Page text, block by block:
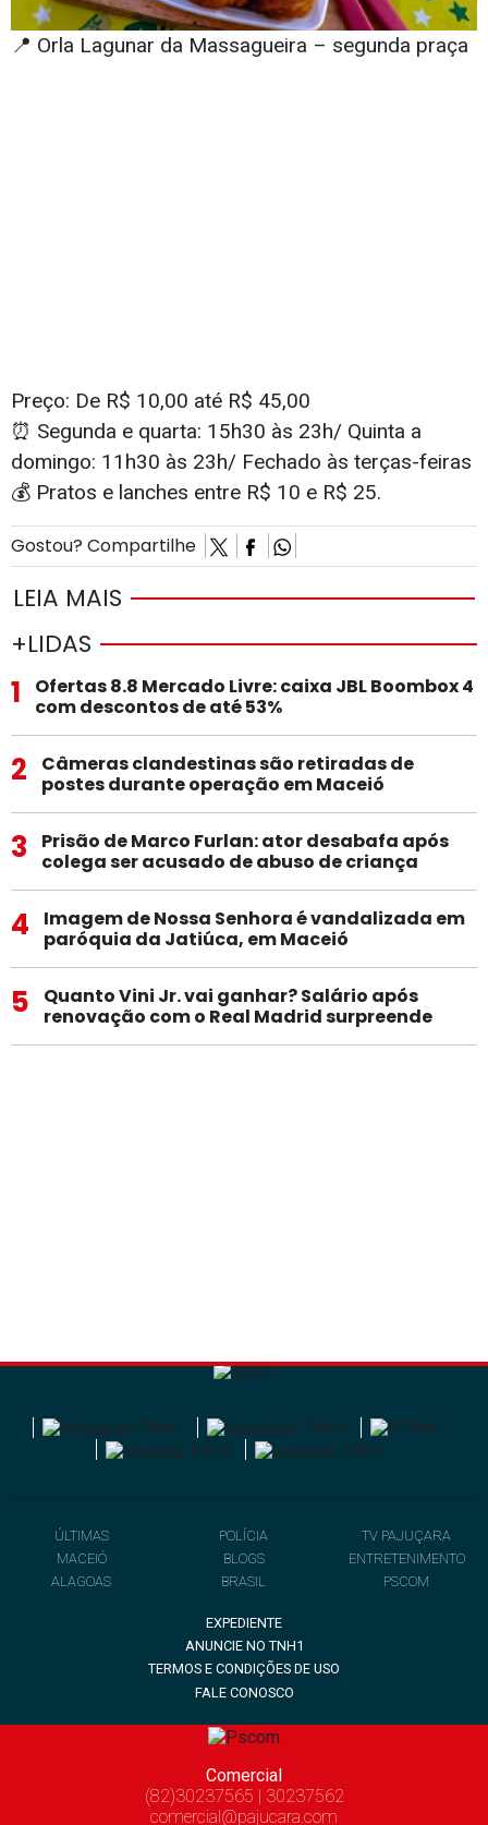
📍 Orla Lagunar da Massagueira – segunda praça
Preço: De R$ 10,00 até R$ 45,00
⏰ Segunda e quarta: 15h30 às 23h/ Quinta a
domingo: 11h30 às 23h/ Fechado às terças-feiras
💰 Pratos e lanches entre R$ 10 e R$ 25.
Gostou? Compartilhe
LEIA MAIS
+LIDAS
1
Ofertas 8.8 Mercado Livre: caixa JBL Boombox 4
com descontos de até 53%
2
Câmeras clandestinas são retiradas de
postes durante operação em Maceió
3
Prisão de Marco Furlan: ator desabafa após
colega ser acusado de abuso de criança
4
Imagem de Nossa Senhora é vandalizada em
paróquia da Jatiúca, em Maceió
5
Quanto Vini Jr. vai ganhar? Salário após
renovação com o Real Madrid surpreende
ÚLTIMAS
MACEIÓ
ALAGOAS
POLÍCIA
BLOGS
BRASIL
TV PAJUÇARA
ENTRETENIMENTO
PSCOM
EXPEDIENTE
ANUNCIE NO TNH1
TERMOS E CONDIÇÕES DE USO
FALE CONOSCO
Comercial
(82)30237565 | 30237562
comercial@pajucara.com